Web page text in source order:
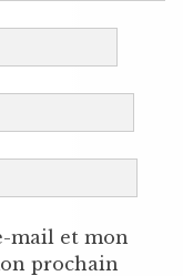
mail et mon
prochain